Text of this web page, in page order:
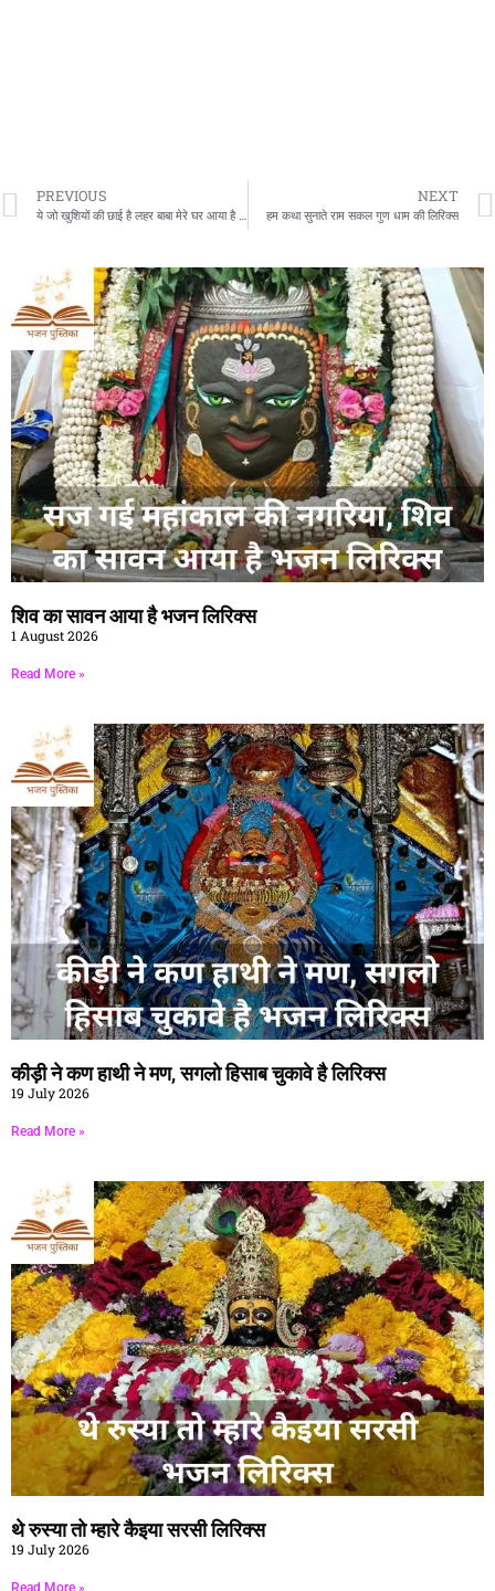
PREVIOUS
ये जो खुशियों की छाई है लहर बाबा मेरे घर आया है लिरिक्स
NEXT
हम कथा सुनाते राम सकल गुण धाम की लिरिक्स
शिव का सावन आया है भजन लिरिक्स
1 August 2026
Read More »
कीड़ी ने कण हाथी ने मण, सगलो हिसाब चुकावे है लिरिक्स
19 July 2026
Read More »
थे रुस्या तो म्हारे कैइया सरसी लिरिक्स
19 July 2026
Read More »